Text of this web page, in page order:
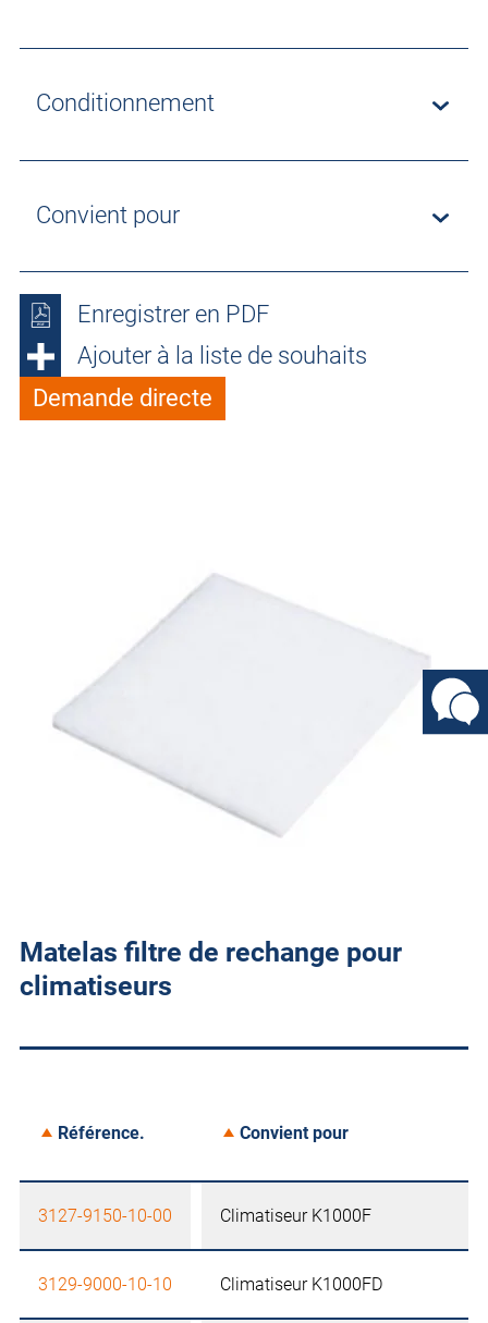
Conditionnement
Convient pour
Enregistrer en PDF
Ajouter à la liste de souhaits
Demande directe
Matelas filtre de rechange pour
climatiseurs
Référence. Convient pour
3127-9150-10-00 Climatiseur K1000F
3129-9000-10-10 Climatiseur K1000FD